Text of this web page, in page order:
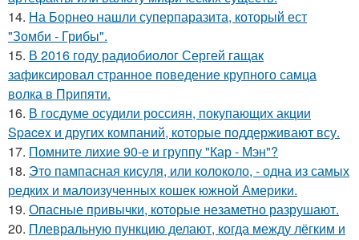
14. На Борнео нашли суперпаразита, который ест
"Зомби - Грибы".
15. В 2016 году радиобиолог Сергей гащак
зафиксировал странное поведение крупного самца
волка в Припяти.
16. В госдуме осудили россиян, покупающих акции
Spacex и других компаний, которые поддерживают всу.
17. Помните лихие 90-е и группу "Кар - Мэн"?
18. Это пампасная кисуля, или колоколо, - одна из самых
редких и малоизученных кошек южной Америки.
19. Опасные привычки, которые незаметно разрушают.
20. Плевральную пункцию делают, когда между лёгким и